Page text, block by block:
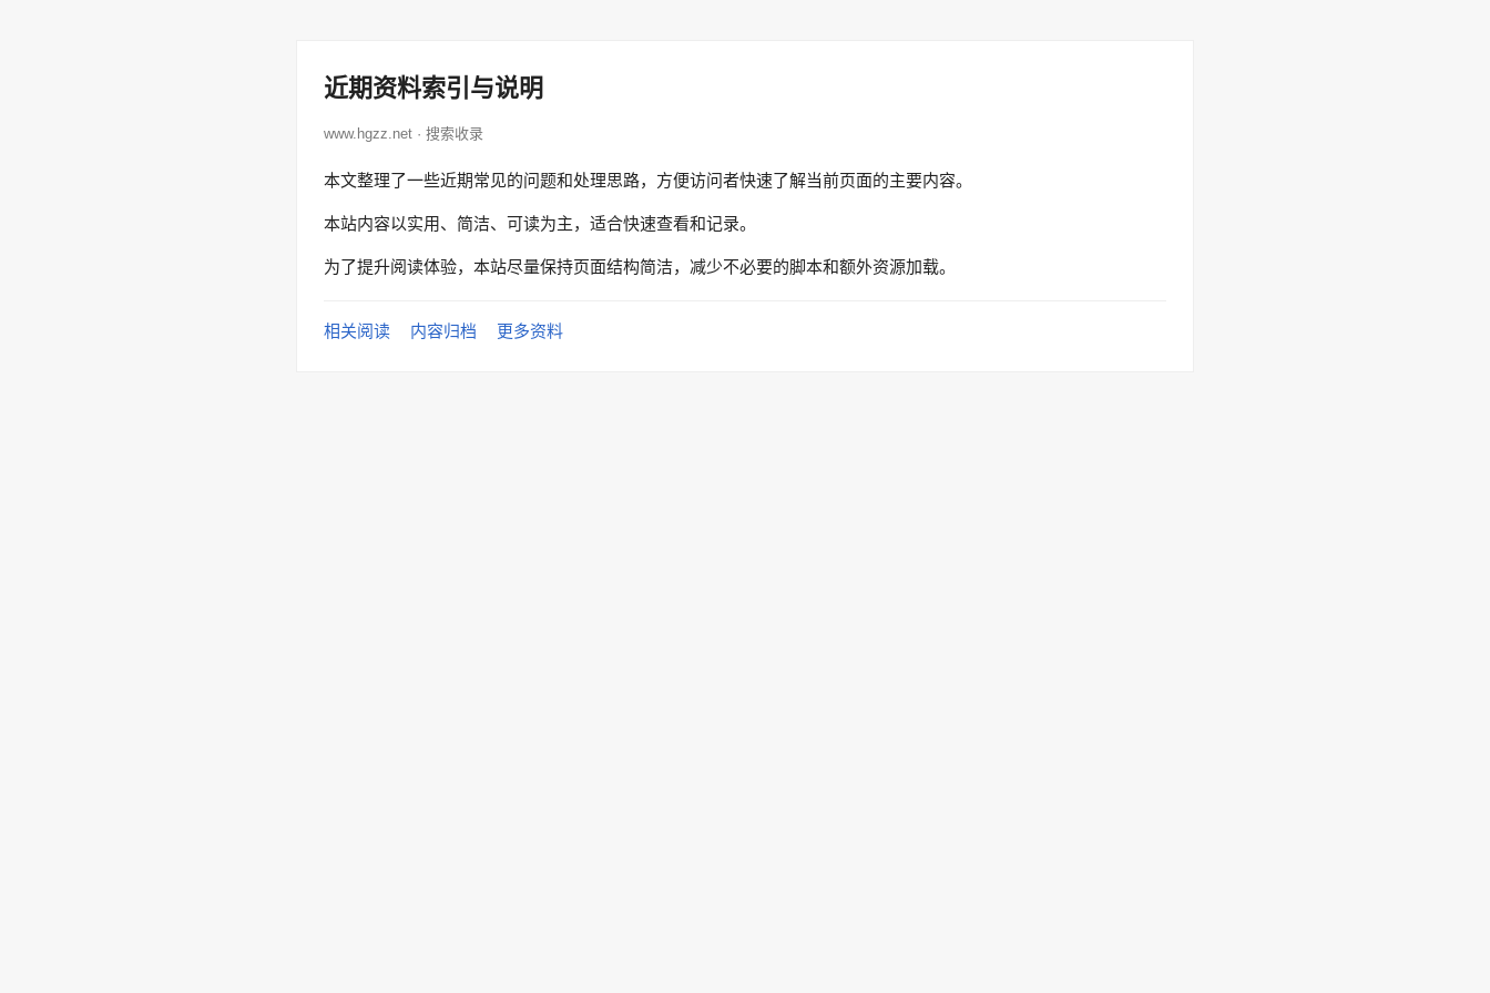
近期资料索引与说明
www.hgzz.net · 搜索收录
本文整理了一些近期常见的问题和处理思路，方便访问者快速了解当前页面的主要内容。
本站内容以实用、简洁、可读为主，适合快速查看和记录。
为了提升阅读体验，本站尽量保持页面结构简洁，减少不必要的脚本和额外资源加载。
相关阅读 内容归档 更多资料